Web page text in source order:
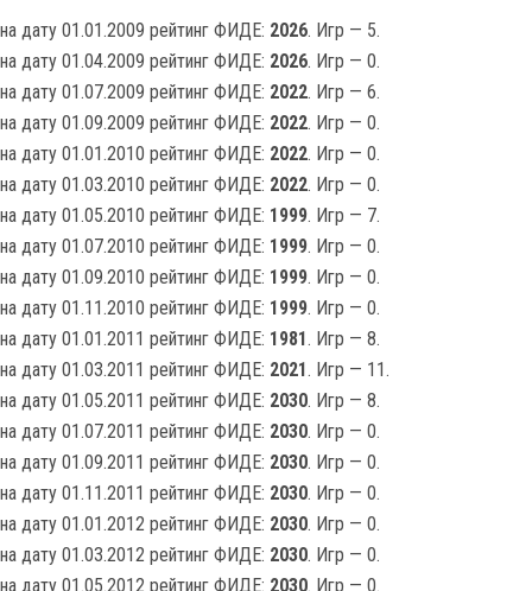
на дату 01.01.2009 рейтинг ФИДЕ: 2026. Игр — 5.
на дату 01.04.2009 рейтинг ФИДЕ: 2026. Игр — 0.
на дату 01.07.2009 рейтинг ФИДЕ: 2022. Игр — 6.
на дату 01.09.2009 рейтинг ФИДЕ: 2022. Игр — 0.
на дату 01.01.2010 рейтинг ФИДЕ: 2022. Игр — 0.
на дату 01.03.2010 рейтинг ФИДЕ: 2022. Игр — 0.
на дату 01.05.2010 рейтинг ФИДЕ: 1999. Игр — 7.
на дату 01.07.2010 рейтинг ФИДЕ: 1999. Игр — 0.
на дату 01.09.2010 рейтинг ФИДЕ: 1999. Игр — 0.
на дату 01.11.2010 рейтинг ФИДЕ: 1999. Игр — 0.
на дату 01.01.2011 рейтинг ФИДЕ: 1981. Игр — 8.
на дату 01.03.2011 рейтинг ФИДЕ: 2021. Игр — 11.
на дату 01.05.2011 рейтинг ФИДЕ: 2030. Игр — 8.
на дату 01.07.2011 рейтинг ФИДЕ: 2030. Игр — 0.
на дату 01.09.2011 рейтинг ФИДЕ: 2030. Игр — 0.
на дату 01.11.2011 рейтинг ФИДЕ: 2030. Игр — 0.
на дату 01.01.2012 рейтинг ФИДЕ: 2030. Игр — 0.
на дату 01.03.2012 рейтинг ФИДЕ: 2030. Игр — 0.
на дату 01.05.2012 рейтинг ФИДЕ: 2030. Игр — 0.